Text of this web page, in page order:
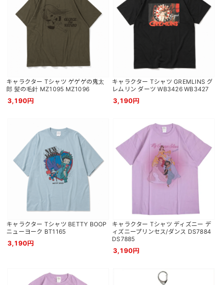
キャラクター Tシャツ ゲゲゲの鬼太
郎 髪の毛針 MZ1095 MZ1096
3,190円
キャラクター Tシャツ GREMLINS グ
レムリン ダーツ WB3426 WB3427
3,190円
キャラクター Tシャツ BETTY BOOP
ニューヨーク BT1165
3,190円
キャラクター Tシャツ ディズニー デ
ィズニープリンセス/ダンス DS7884
DS7885
3,190円